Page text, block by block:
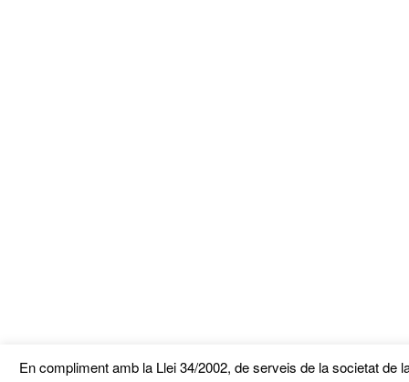
En compliment amb la Llei 34/2002, de serveis de la societat de